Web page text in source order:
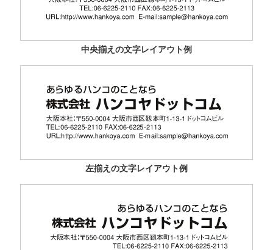
中央揃えの文字レイアウト例
左揃えの文字レイアウト例